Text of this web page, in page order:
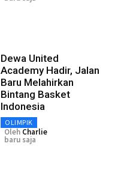
Dewa United
Academy Hadir, Jalan
Baru Melahirkan
Bintang Basket
Indonesia
OLIMPIK
Oleh Charlie
baru saja